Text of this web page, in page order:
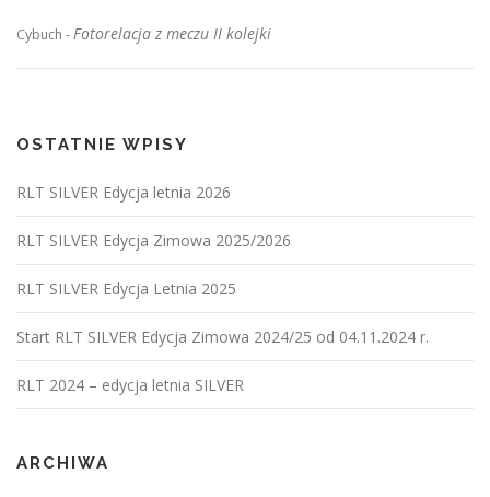
Cybuch -Fotorelacja z meczu II kolejki
OSTATNIE WPISY
RLT SILVER Edycja letnia 2026
RLT SILVER Edycja Zimowa 2025/2026
RLT SILVER Edycja Letnia 2025
Start RLT SILVER Edycja Zimowa 2024/25 od 04.11.2024 r.
RLT 2024 – edycja letnia SILVER
ARCHIWA